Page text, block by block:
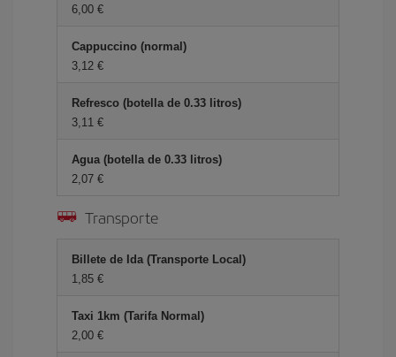
6,00 €
Cappuccino (normal)
3,12 €
Refresco (botella de 0.33 litros)
3,11 €
Agua (botella de 0.33 litros)
2,07 €
Transporte
Billete de Ida (Transporte Local)
1,85 €
Taxi 1km (Tarifa Normal)
2,00 €